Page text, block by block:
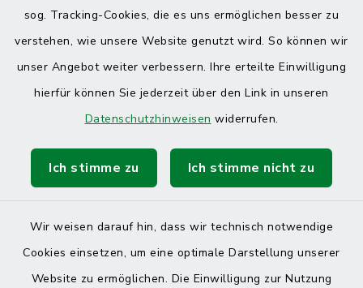
sog. Tracking-Cookies, die es uns ermöglichen besser zu
verstehen, wie unsere Website genutzt wird. So können wir
unser Angebot weiter verbessern. Ihre erteilte Einwilligung
hierfür können Sie jederzeit über den Link in unseren
Datenschutzhinweisen widerrufen.
Ich stimme zu Ich stimme nicht zu
Wir weisen darauf hin, dass wir technisch notwendige
Cookies einsetzen, um eine optimale Darstellung unserer
Website zu ermöglichen. Die Einwilligung zur Nutzung